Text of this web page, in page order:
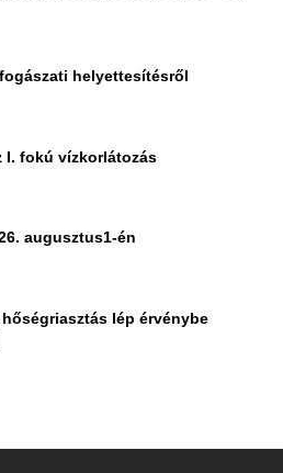
helyettesítésről
I. fokú vízkorlátozás
augusztus1-én
lép érvénybe